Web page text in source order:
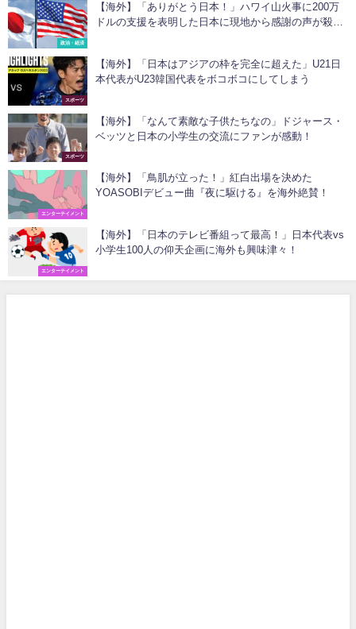
政治・経済
【海外】「ありがとう日本！」ハワイ山火事に200万
ドルの支援を表明した日本に現地から感謝の声が殺
スポーツ
【海外】「日本はアジアの枠を完全に超えた」U21日
本代表がU23韓国代表をボコボコにしてしまう
スポーツ
【海外】「なんて素敵な子供たちなの」ドジャース・
ベッツと日本の小学生の交流にファンが感動！
エンターテイメント
【海外】「鳥肌が立った！」紅白出場を決めた
YOASOBIデビュー曲『夜に駆ける』を海外絶賛！
エンターテイメント
【海外】「日本のテレビ番組って最高！」日本代表vs
小学生100人の仰天企画に海外も興味津々！